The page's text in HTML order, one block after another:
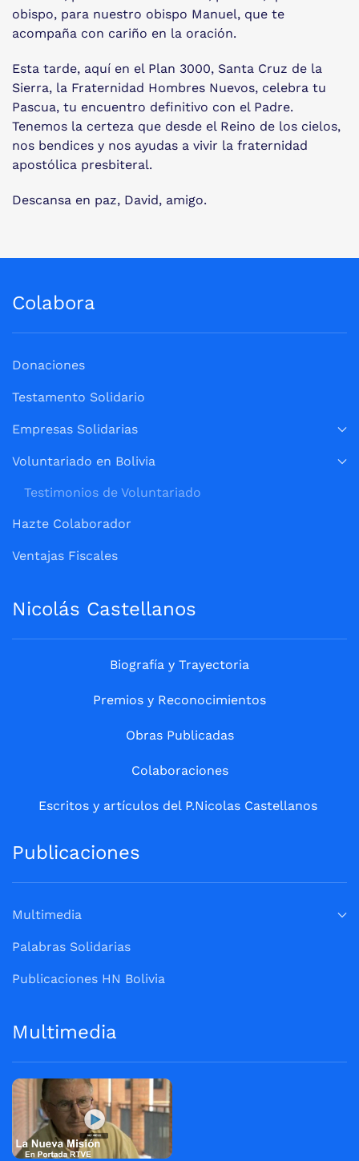
obispo, para nuestro obispo Manuel, que te
acompaña con cariño en la oración.
Esta tarde, aquí en el Plan 3000, Santa Cruz de la
Sierra, la Fraternidad Hombres Nuevos, celebra tu
Pascua, tu encuentro definitivo con el Padre.
Tenemos la certeza que desde el Reino de los cielos,
nos bendices y nos ayudas a vivir la fraternidad
apostólica presbiteral.
Descansa en paz, David, amigo.
Colabora
Donaciones
Testamento Solidario
Empresas Solidarias
Voluntariado en Bolivia
Testimonios de Voluntariado
Hazte Colaborador
Ventajas Fiscales
Nicolás Castellanos
Biografía y Trayectoria
Premios y Reconocimientos
Obras Publicadas
Colaboraciones
Escritos y artículos del P.Nicolas Castellanos
Publicaciones
Multimedia
Palabras Solidarias
Publicaciones HN Bolivia
Multimedia